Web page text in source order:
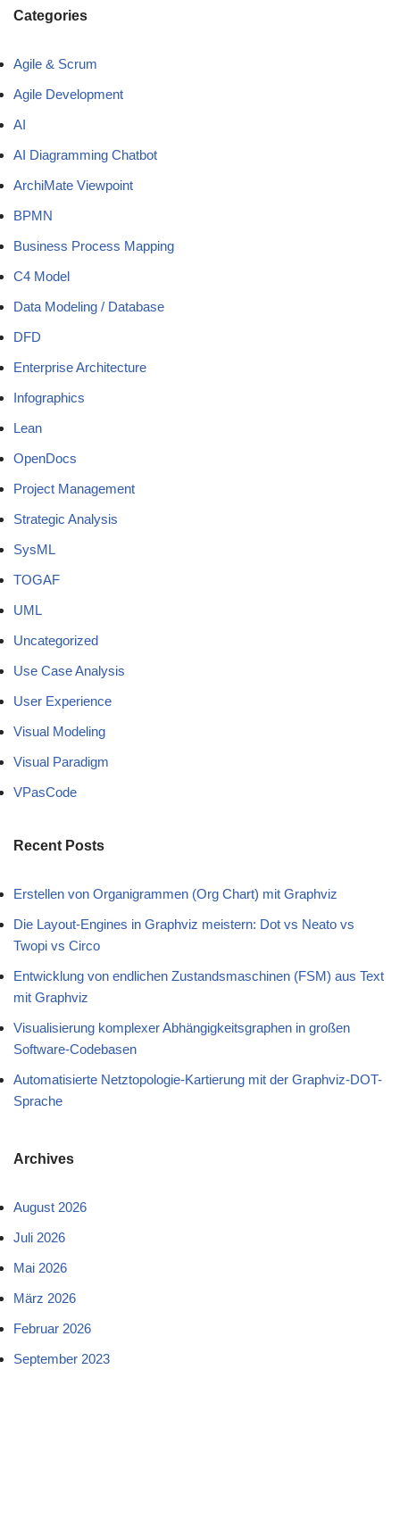
Categories
Agile & Scrum
Agile Development
AI
AI Diagramming Chatbot
ArchiMate Viewpoint
BPMN
Business Process Mapping
C4 Model
Data Modeling / Database
DFD
Enterprise Architecture
Infographics
Lean
OpenDocs
Project Management
Strategic Analysis
SysML
TOGAF
UML
Uncategorized
Use Case Analysis
User Experience
Visual Modeling
Visual Paradigm
VPasCode
Recent Posts
Erstellen von Organigrammen (Org Chart) mit Graphviz
Die Layout-Engines in Graphviz meistern: Dot vs Neato vs
Twopi vs Circo
Entwicklung von endlichen Zustandsmaschinen (FSM) aus Text
mit Graphviz
Visualisierung komplexer Abhängigkeitsgraphen in großen
Software-Codebasen
Automatisierte Netztopologie-Kartierung mit der Graphviz-DOT-
Sprache
Archives
August 2026
Juli 2026
Mai 2026
März 2026
Februar 2026
September 2023